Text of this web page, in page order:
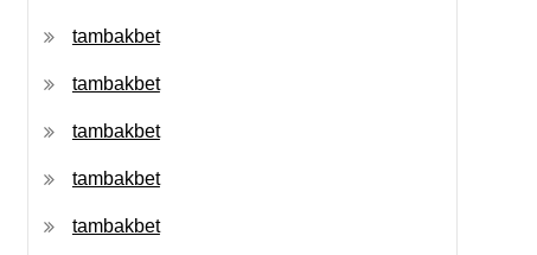
tambakbet
tambakbet
tambakbet
tambakbet
tambakbet